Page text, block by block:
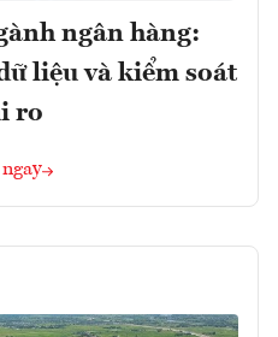
ngân hàng:
liệu và kiểm soát
ro